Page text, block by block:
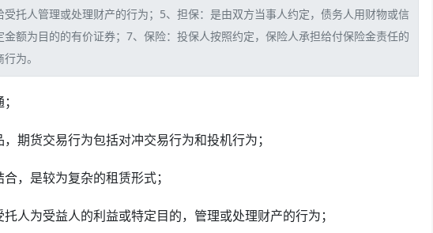
受托人管理或处理财产的行为；5、 担保：是由双方当事人约定， 债务人用财物或信
金额为目的的有价证券；7、 保险： 投保人按照约定，保险人承担给付保险金责任的
为。
期货交易行为包括对冲交易行为和投机行为；
，是较为复杂的租赁形式；
人为受益人的利益或特定目的，管理或处理财产的行为；